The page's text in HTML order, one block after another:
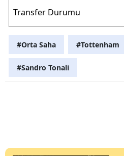
Transfer Durumu
#Orta Saha #Tottenham
#Sandro Tonali